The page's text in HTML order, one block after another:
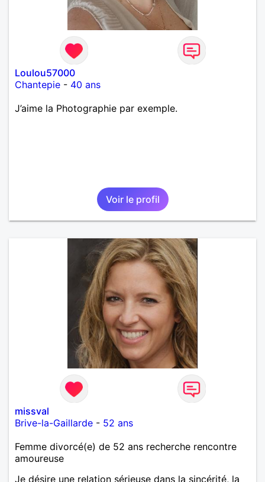
Loulou57000
Chantepie - 40 ans
J’aime la Photographie par exemple.
Voir le profil
missval
Brive-la-Gaillarde - 52 ans
Femme divorcé(e) de 52 ans recherche rencontre
amoureuse
Je désire une relation sérieuse dans la sincérité, la